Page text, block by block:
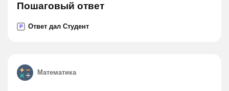
Пошаговый ответ
P Ответ дал Студент
Математика